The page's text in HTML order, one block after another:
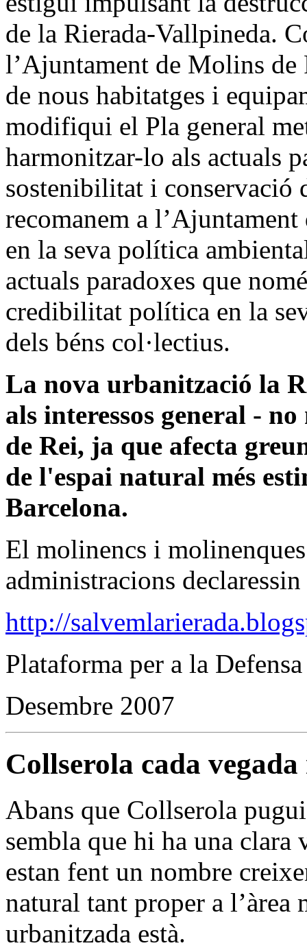
de la Rierada-Vallpineda.
l’Ajuntament de Molins de
de nous habitatges i
modifiqui el Pla general
harmonitzar-lo als actuals
sostenibilitat i conservació
recomanem a
en la seva política
actuals paradoxes que
credibilitat política en la
dels béns col·lectius.
La nova urbanització la
als interessos general -
de Rei, ja que afecta
de l'espai natural més
Barcelona.
El molinencs i
administracions
http://
Plataforma per a la
Desembre 2007
Collserola cada
Abans que Collserola
sembla que hi ha una
estan fent un nombre
natural tant proper a
urbanitzada està.